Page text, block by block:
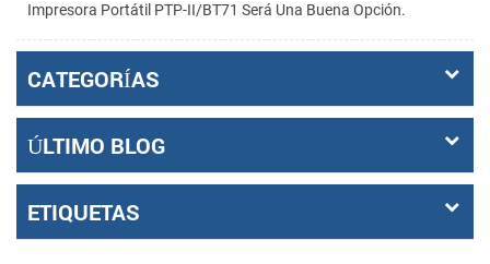
Impresora Portátil PTP-II/BT71 Será Una Buena Opción.
CATEGORÍAS
ÚLTIMO BLOG
ETIQUETAS